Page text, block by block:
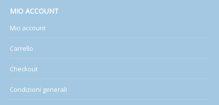
MIO ACCOUNT
Mio account
Carrello
Checkout
Condizioni generali